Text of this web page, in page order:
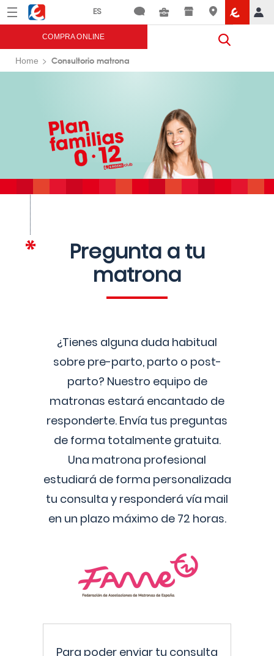
Menú Eroski
COMPRA ONLINE
Home Consultorio matrona
Pregunta a tu
matrona
¿Tienes alguna duda habitual
sobre pre-parto, parto o post-
parto? Nuestro equipo de
matronas estará encantado de
responderte. Envía tus preguntas
de forma totalmente gratuita.
Una matrona profesional
estudiará de forma personalizada
tu consulta y responderá vía mail
en un plazo máximo de 72 horas.
Para poder enviar tu consulta